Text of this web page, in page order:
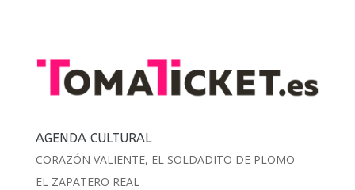
AGENDA CULTURAL
CORAZÓN VALIENTE, EL SOLDADITO DE PLOMO
EL ZAPATERO REAL